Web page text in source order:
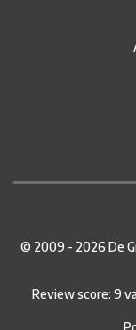
© 2009 - 2026 De
Review score: 9